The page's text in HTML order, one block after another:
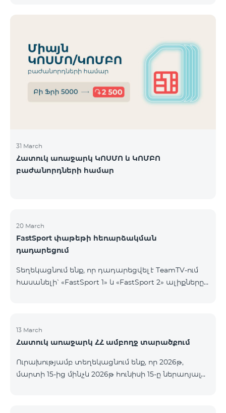
31 March
Հատուկ առաջարկ ԿՈՍՄՈ և ԿՈՄԲՈ
բաժանորդների համար
20 March
FastSport փաթեթի հեռարձակման
դադարեցում
Տեղեկացնում ենք, որ դադարեցվել է TeamTV-ում
հասանելի՝ «FastSport 1» և «FastSport 2» ալիքները
Հարցերի կամ լրացուցիչ տեղեկությունների
համար խնդրում ենք դիմել «Ֆասթ Մեդիա»
13 March
Հատուկ առաջարկ ՀՀ ամբողջ տարածքում
Ուրախությամբ տեղեկացնում ենք, որ 2026թ,
մարտի 15-ից մինչև 2026թ հունիսի 15-ը ներառյալ